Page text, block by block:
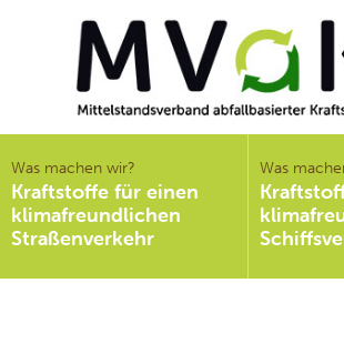
abfallbasierter
Kraftstoffe e.V.
MVaK
Was machen wir?
Kraftstoffe für einen
klimafreundlichen
Straßenverkehr
Was